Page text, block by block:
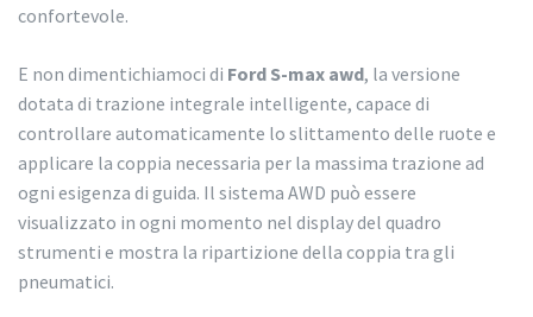
confortevole.
E non dimentichiamoci di Ford S-max awd, la versione
dotata di trazione integrale intelligente, capace di
controllare automaticamente lo slittamento delle ruote e
applicare la coppia necessaria per la massima trazione ad
ogni esigenza di guida. Il sistema AWD può essere
visualizzato in ogni momento nel display del quadro
strumenti e mostra la ripartizione della coppia tra gli
pneumatici.